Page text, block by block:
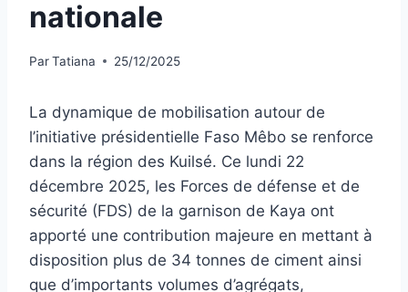
nationale
ParTatiana 25/12/2025
La dynamique de mobilisation autour de
l’initiative présidentielle Faso Mêbo se renforce
dans la région des Kuilsé. Ce lundi 22
décembre 2025, les Forces de défense et de
sécurité (FDS) de la garnison de Kaya ont
apporté une contribution majeure en mettant à
disposition plus de 34 tonnes de ciment ainsi
que d’importants volumes d’agrégats,